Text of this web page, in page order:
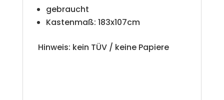
gebraucht
Kastenmaß: 183x107cm
Hinweis: kein TÜV / keine Papiere